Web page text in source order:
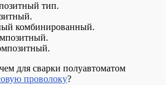
тип.
комбинированный.
для сварки полуавтоматом
проволоку?